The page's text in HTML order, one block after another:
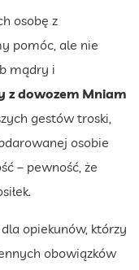
osobę z
pomóc, ale nie
mądry i
z dowozem Mniam
gestów troski,
osobie
– pewność, że
opiekunów, którzy
obowiązków